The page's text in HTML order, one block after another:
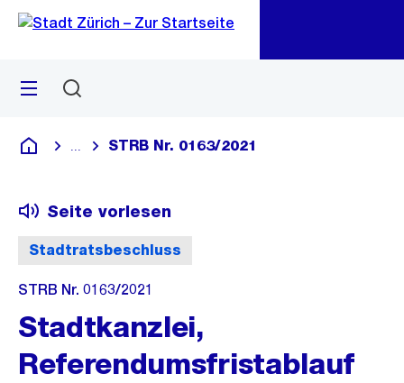
Navigation
Sprunglink
Menü
Deutsch
Blende alle Breadcrumbs ein
STRB Nr. 0163/2021
Stadtratsbeschluss
Seite vorlesen
STRB Nr. 0163/2021
Stadtkanzlei,
Referendumsfristablauf